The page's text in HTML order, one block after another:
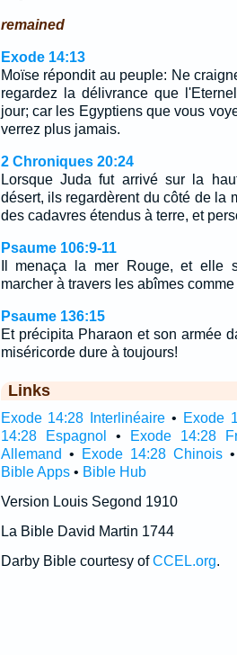
remained
Exode 14:13
Moïse répondit au peuple: Ne
regardez la délivrance que
jour; car les Egyptiens que vous
verrez plus jamais.
2 Chroniques 20:24
Lorsque Juda fut arrivé sur la
désert, ils regardèrent du côté de la
des cadavres étendus à terre, et
Psaume 106:9-11
Il menaça la mer Rouge, et elle
marcher à travers les abîmes
Psaume 136:15
Et précipita Pharaon et son armée
miséricorde dure à toujours!
Links
Exode 14:28 Interlinéaire • Exode
14:28 Espagnol
• Exode 14:28
Allemand • Exode 14:28 Chinois •
Bible Apps• Bible Hub
Version Louis Segond 1910
La Bible David Martin 1744
Darby Bible courtesy ofCCEL.org.